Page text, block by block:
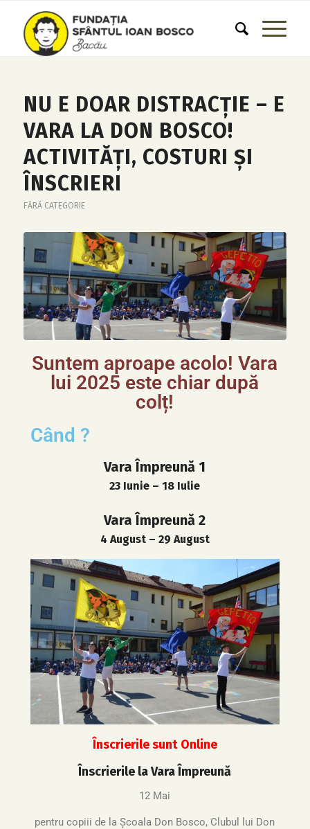
NU E DOAR DISTRACȚIE – E
VARA LA DON BOSCO!
ACTIVITĂȚI, COSTURI ȘI
ÎNSCRIERI
FĂRĂ CATEGORIE
Suntem aproape acolo! Vara
lui 2025 este chiar după
colț!
Când ?
Vara Împreună 1
23 Iunie – 18 Iulie
Vara Împreună 2
4 August – 29 August
Înscrierile sunt Online
Înscrierile la Vara Împreună
12 Mai
pentru copiii de la Școala Don Bosco, Clubul lui Don